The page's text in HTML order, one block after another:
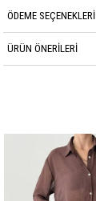
ÖDEME SEÇENEKLERI
ÜRÜN ÖNERILERI